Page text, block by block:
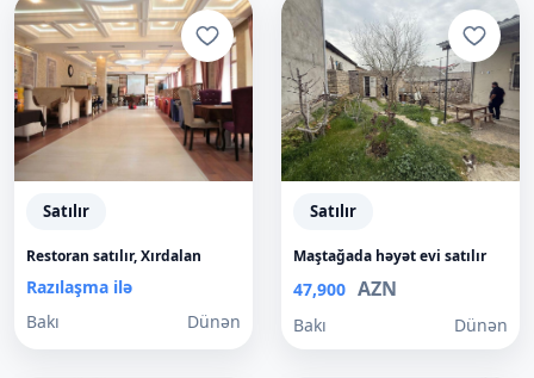
Satılır
Restoran satılır, Xırdalan
Razılaşma ilə
Bakı
Dünən
Satılır
Maştağada həyət evi satılır
47,900 AZN
Bakı Dünən